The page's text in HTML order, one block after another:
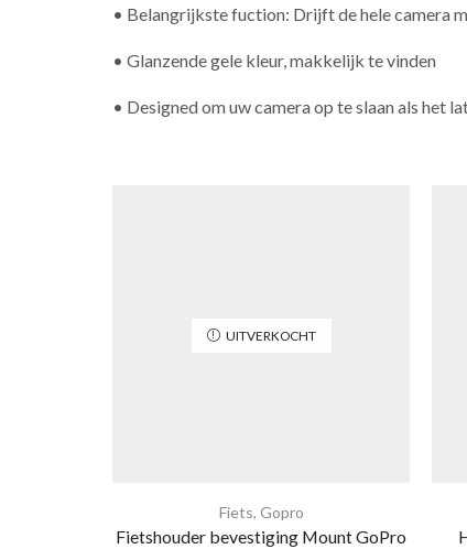
• Belangrijkste fuction: Drijft de hele camera
• Glanzende gele kleur, makkelijk te vinden
• Designed om uw camera op te slaan als het
UITVERKOCHT
Fiets, Gopro
Fietshouder bevestiging Mount GoPro